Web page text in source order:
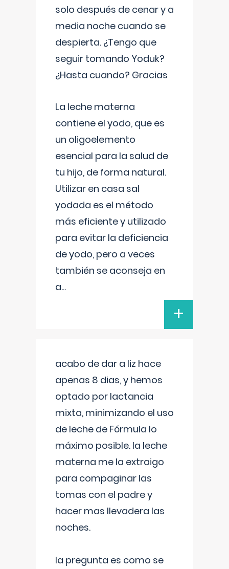
solo después de cenar y a
media noche cuando se
despierta. ¿Tengo que
seguir tomando Yoduk?
¿Hasta cuando? Gracias
La leche materna
contiene el yodo, que es
un oligoelemento
esencial para la salud de
tu hijo, de forma natural.
Utilizar en casa sal
yodada es el método
más eficiente y utilizado
para evitar la deficiencia
de yodo, pero a veces
también se aconseja en
a...
+
acabo de dar a liz hace
apenas 8 dias, y hemos
optado por lactancia
mixta, minimizando el uso
de leche de Fórmula lo
máximo posible. la leche
materna me la extraigo
para compaginar las
tomas con el padre y
hacer mas llevadera las
noches.
la pregunta es como se